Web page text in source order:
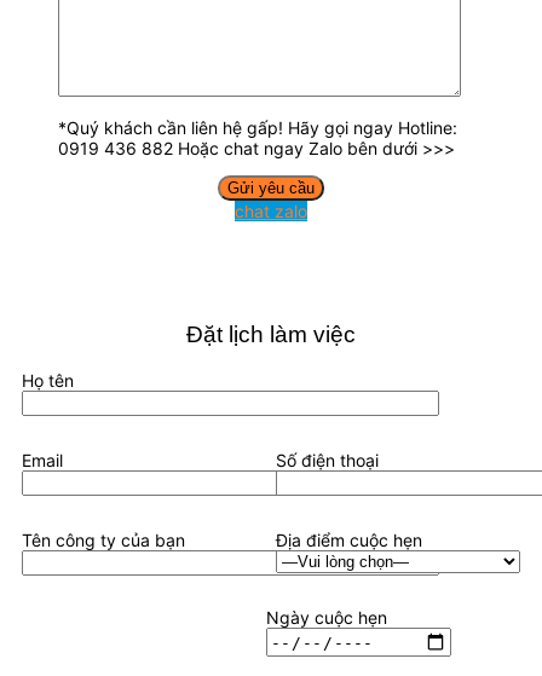
*Quý khách cần liên hệ gấp! Hãy gọi ngay Hotline:
0919 436 882 Hoặc chat ngay Zalo bên dưới >>>
chat zalo
Đặt lịch làm việc
Họ tên
Email Số điện thoại
Tên công ty của bạn Địa điểm cuộc hẹn
Ngày cuộc hẹn